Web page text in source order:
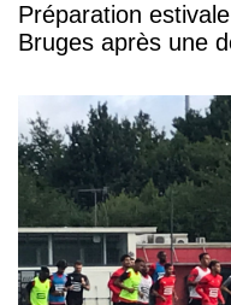
Préparation
Bruges après une